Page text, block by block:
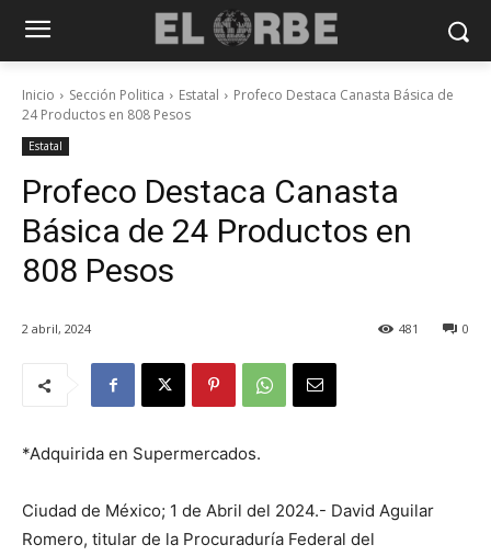
Inicio Sección Politica Estatal
Profeco Destaca Canasta Básica de
24 Productos en 808 Pesos
Estatal
Profeco Destaca Canasta
Básica de 24 Productos en
808 Pesos
2 abril, 2024 0
481
*Adquirida en Supermercados.
Ciudad de México; 1 de Abril del 2024.- David Aguilar
Romero, titular de la Procuraduría Federal del